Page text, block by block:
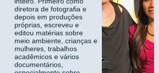
diretora de fotografia e
depois em produções
próprias, escreveu e
editou matérias sobre
meio ambiente, crianças e
mulheres, trabalhos
acadêmicos e vários
documentários,